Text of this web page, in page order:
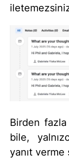
Birden
bile,
yanıt